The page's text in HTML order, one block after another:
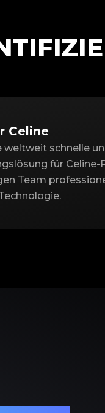
Celine
weltweit schnelle
für
Team